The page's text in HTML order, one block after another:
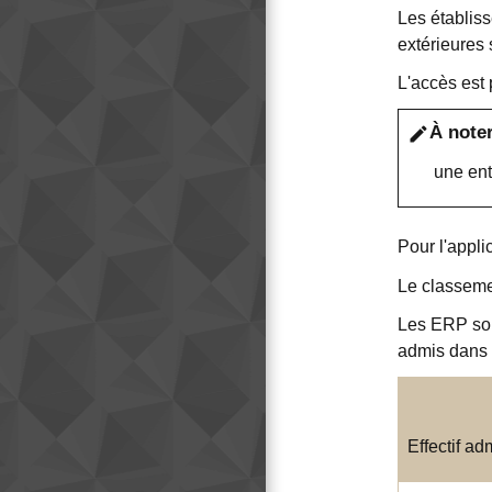
Les
extérieures
L'accès est
editÀ
une
Pour
Le
Les ERP
admis dans
Effectif